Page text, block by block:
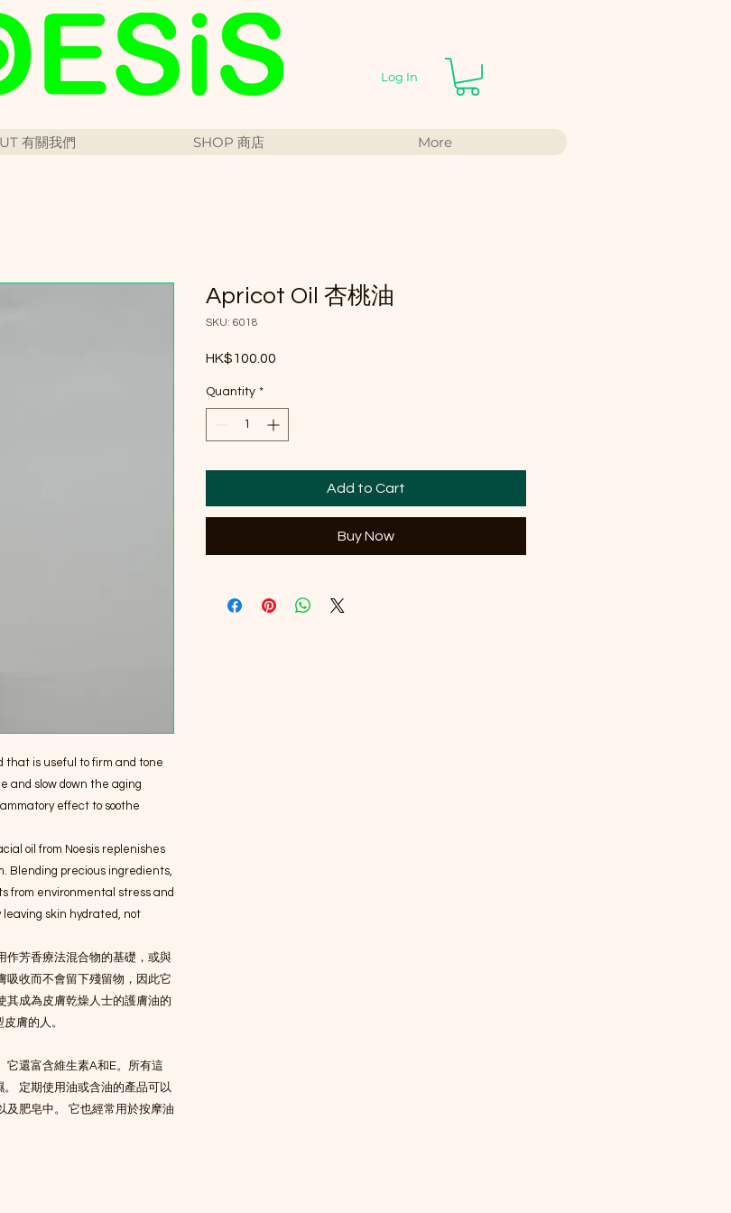
Log In
有關我們 SHOP 商店 More
that is useful to firm and tone
and slow down the aging
effect to soothe
oil from Noesis replenishes
Blending precious ingredients,
from environmental stress and
leaving skin hydrated, not
作芳香療法混合物的基礎，或與
吸收而不會留下殘留物，因此它
其成為皮膚乾燥人士的護膚油的
膚的人。
它還富含維生素A和E。所有這
定期使用油或含油的產品可以
及肥皂中。 它也經常用於按摩油
Apricot Oil 杏桃油
SKU: 6018
HK$100.00
Quantity *
Add to Cart
Buy Now